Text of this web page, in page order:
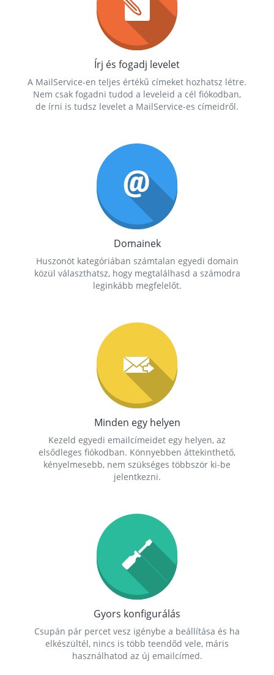
Írj és fogadj levelet
A MailService-en teljes értékű címeket hozhatsz létre.
Nem csak fogadni tudod a leveleid a cél fiókodban,
de írni is tudsz levelet a MailService-es címeidről.
Domainek
Huszonöt kategóriában számtalan egyedi domain
közül választhatsz, hogy megtalálhasd a számodra
leginkább megfelelőt.
Minden egy helyen
Kezeld egyedi emailcímeidet egy helyen, az
elsődleges fiókodban. Könnyebben áttekinthető,
kényelmesebb, nem szükséges többször ki-be
jelentkezni.
Gyors konfigurálás
Csupán pár percet vesz igénybe a beállítása és ha
elkészültél, nincs is több teendőd vele, máris
használhatod az új emailcímed.